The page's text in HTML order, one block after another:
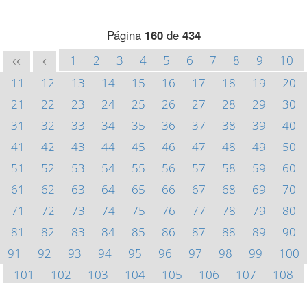
Página 160de 434
<< < 1 2 3 4 5 6 7 8 9
10
11
12 13 14 15 16 17 18 19
20
21
22 23 24 25 26 27 28 29
30
31
32 33 34 35 36 37 38 39
40
41
42 43 44 45 46 47 48 49
50
51
52 53 54 55 56 57 58 59
60
61
62 63 64 65 66 67 68 69
70
71
72 73 74 75 76 77 78 79
80
81
82 83 84 85 86 87 88 89
90
91
92 93 94 95 96 97 98 99
100
101
102 103 104 105 106 107
108